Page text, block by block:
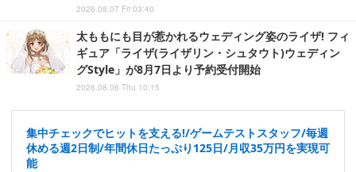
2026.08.07 Fri 03:40
太ももにも目が惹かれるウェディング姿のライザ! フィ
ギュア「ライザ(ライザリン・シュタウト)ウェディン
グStyle」が8月7日より予約受付開始
2026.08.06 Thu 10:15
集中チェックでヒットを支える!/ゲームテストスタッフ/毎週
休める週2日制/年間休日たっぷり125日/月収35万円を実現可
能